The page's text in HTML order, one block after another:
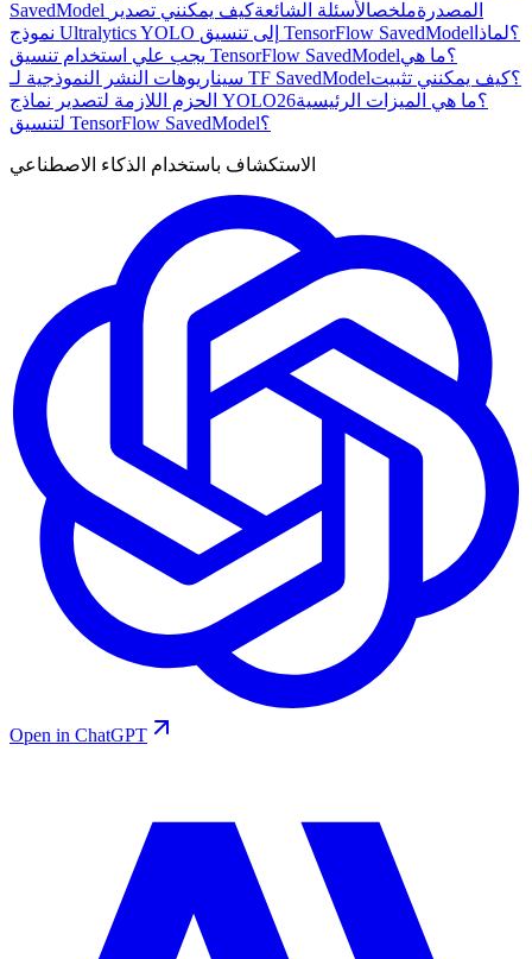
SavedModel المصدرةملخصالأسئلة الشائعةكيف يمكنني تصدير
نموذج Ultralytics YOLO إلى تنسيق TensorFlow SavedModel؟لماذا
يجب علي استخدام تنسيق TensorFlow SavedModel؟ما هي
سيناريوهات النشر النموذجية لـ TF SavedModel؟كيف يمكنني تثبيت
الحزم اللازمة لتصدير نماذج YOLO26؟ما هي الميزات الرئيسية
لتنسيق TensorFlow SavedModel؟
الاستكشاف باستخدام الذكاء الاصطناعي
Open in ChatGPT